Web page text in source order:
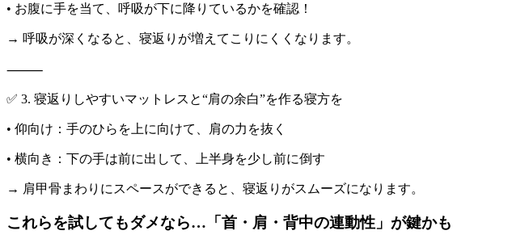
• お腹に手を当て、呼吸が下に降りているかを確認！
→ 呼吸が深くなると、寝返りが増えてこりにくくなります。
⸻
✅ 3. 寝返りしやすいマットレスと“肩の余白”を作る寝方を
• 仰向け：手のひらを上に向けて、肩の力を抜く
• 横向き：下の手は前に出して、上半身を少し前に倒す
→ 肩甲骨まわりにスペースができると、寝返りがスムーズになります。
これらを試してもダメなら…「首・肩・背中の連動性」が鍵かも